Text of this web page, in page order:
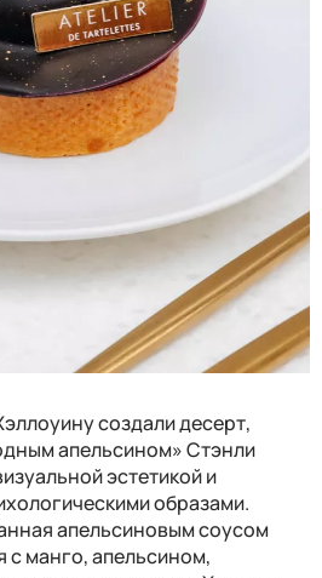
создали десерт,
апельсином» Стэнли
эстетикой и
образами.
апельсиновым соусом
с манго, апельсином,